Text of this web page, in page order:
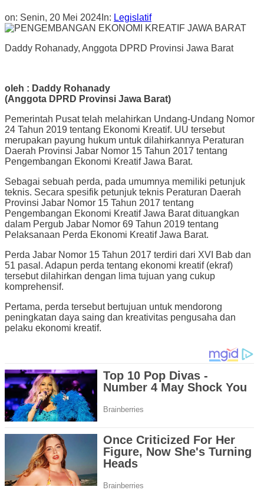
on: Senin, 20 Mei 2024 In: Legislatif
Daddy Rohanady, Anggota DPRD Provinsi Jawa Barat
oleh : Daddy Rohanady
(Anggota DPRD Provinsi Jawa Barat)
Pemerintah Pusat telah melahirkan Undang-Undang Nomor
24 Tahun 2019 tentang Ekonomi Kreatif. UU tersebut
merupakan payung hukum untuk dilahirkannya Peraturan
Daerah Provinsi Jabar Nomor 15 Tahun 2017 tentang
Pengembangan Ekonomi Kreatif Jawa Barat.
Sebagai sebuah perda, pada umumnya memiliki petunjuk
teknis. Secara spesifik petunjuk teknis Peraturan Daerah
Provinsi Jabar Nomor 15 Tahun 2017 tentang
Pengembangan Ekonomi Kreatif Jawa Barat dituangkan
dalam Pergub Jabar Nomor 69 Tahun 2019 tentang
Pelaksanaan Perda Ekonomi Kreatif Jawa Barat.
Perda Jabar Nomor 15 Tahun 2017 terdiri dari XVI Bab dan
51 pasal. Adapun perda tentang ekonomi kreatif (ekraf)
tersebut dilahirkan dengan lima tujuan yang cukup
komprehensif.
Pertama, perda tersebut bertujuan untuk mendorong
peningkatan daya saing dan kreativitas pengusaha dan
pelaku ekonomi kreatif.